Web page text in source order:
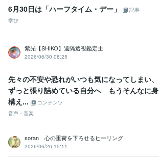
6月30日は「ハーフタイム・デー」
記事
学び
紫光【SHIKO】遠隔透視鑑定士
2026/06/30 08:25
先々の不安や恐れがいつも気になってしまい、
ずっと張り詰めている自分へ もうそんなに身
構え...
コンテンツ
音声・音楽
soran 心の重荷を下ろせるヒーリング
2026/06/26 15:11